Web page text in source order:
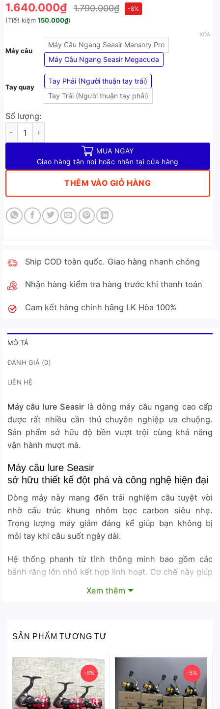
1.640.000₫ 1.790.000₫ -8%
(Tiết kiệm 150.000₫)
Máy câu
Máy Câu Ngang Seasir Mansory Pro
Máy Câu Ngang Seasir Megacuda
Tay quay
Tay Phải (Người thuận tay trái)
Tay Trái (Người thuận tay phải)
XÓA
Số lượng:
MUA NGAY
Giao hàng tận nơi hoặc nhận tại cửa hàng
THÊM VÀO GIỎ HÀNG
Ship COD toàn quốc. Giao hàng nhanh chóng
Nhận hàng kiểm tra hàng trước khi thanh toán
Cam kết hàng chính hãng LK Hòa 100%
MÔ TẢ
ĐÁNH GIÁ (0)
LIÊN HỆ
Máy câu lure Seasir là dòng máy câu ngang cao cấp
được rất nhiều cần thủ chuyên nghiệp ưa chuộng.
Sản phẩm sở hữu độ bền vượt trội cùng khả năng
vận hành mượt mà.
Máy câu lure Seasir
sở hữu thiết kế đột phá và công nghệ hiện đại
Dòng máy này mang đến trải nghiệm câu tuyệt vời
nhờ cấu trúc khung nhôm bọc carbon siêu nhẹ.
Trọng lượng máy giảm đáng kể giúp bạn không bị
mỏi tay khi câu suốt ngày dài.
Hệ thống phanh từ tính thông minh bao gồm các
bánh răng lớn nhỏ kết hợp linh hoạt. Cơ chế này giúp
cao của hãng Seasir
lực kéo lên đến 15kg mạnh mẽ. Đây là lựa chọn hoàn
hảo cho những chuyến săn hàng hoặc câu bạo lực ở
vùng nước sâu.
Xem thêm
SẢN PHẨM TƯƠNG TỰ
-6% -5%